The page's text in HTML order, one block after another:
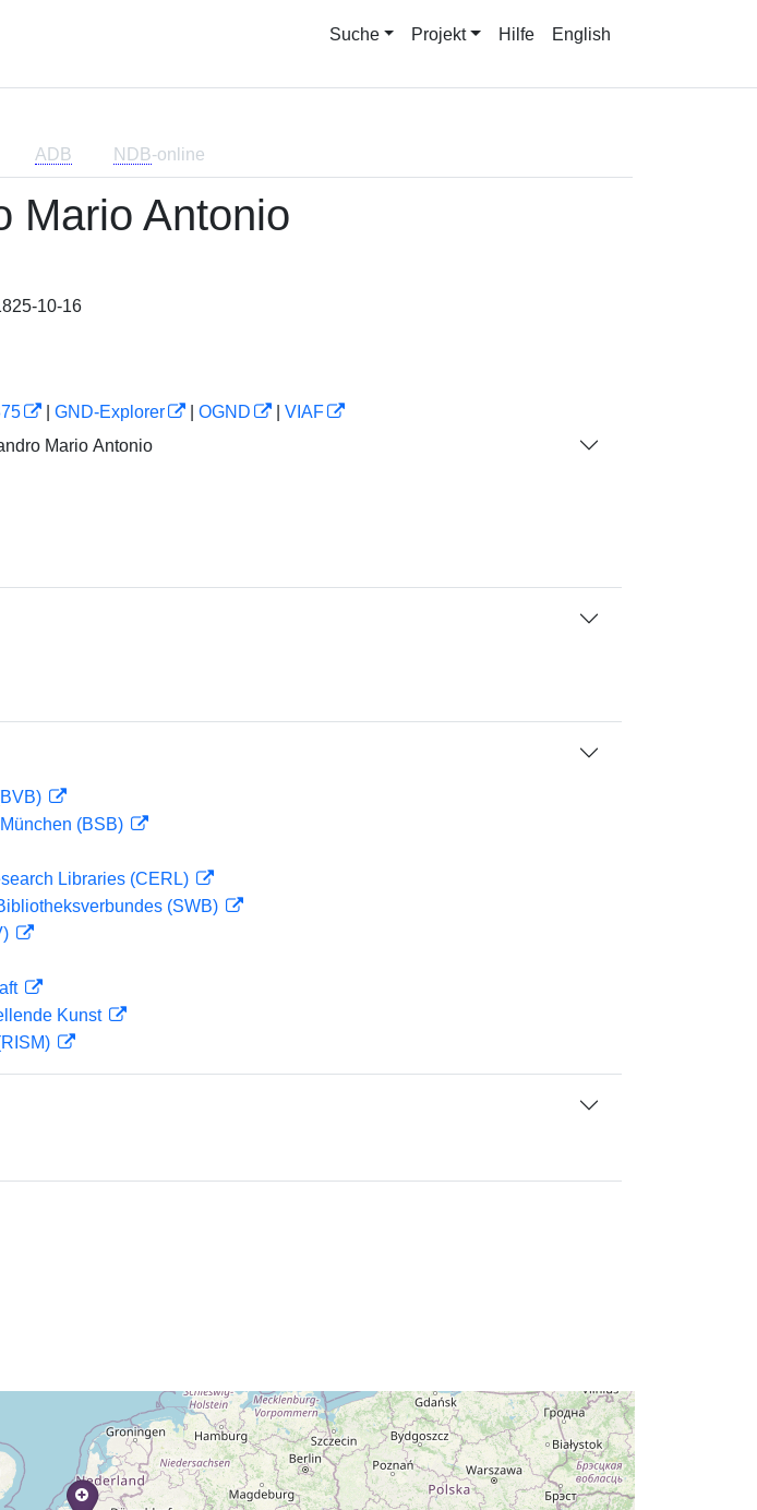
Suche Projekt Hilfe English
ADB NDB-online
Mario Antonio
10-16
GND-Explorer OGND
VIAF
Mario Antonio
(BSB)
Libraries (CERL)
(SWB)
Kunst